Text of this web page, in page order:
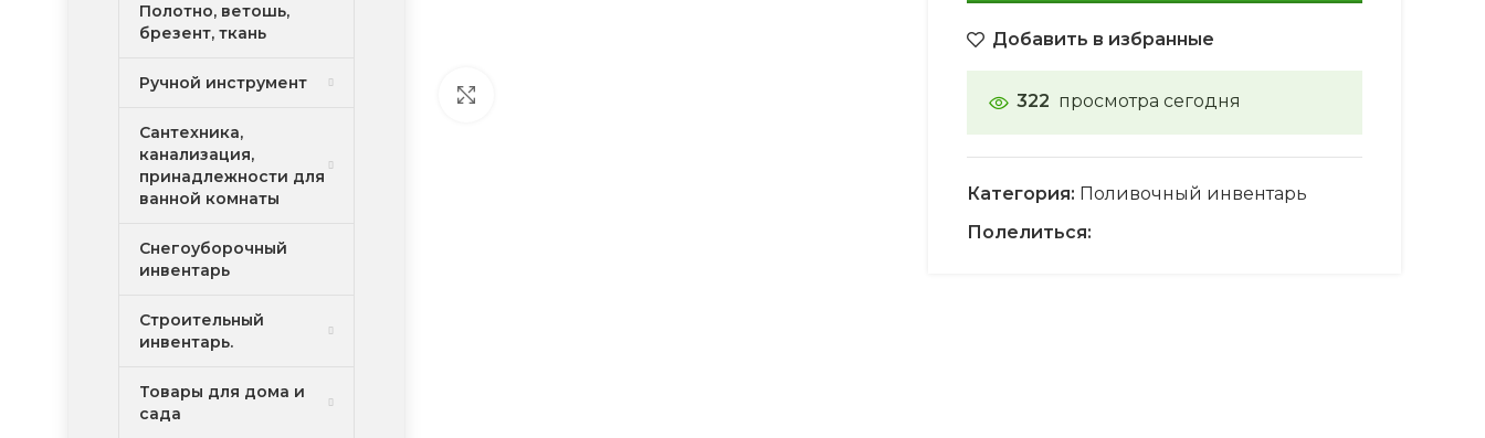
Добавить в избранные
322 просмотра сегодня
Категория: Поливочный инвентарь
Полелиться:
Полотно, ветошь,
брезент, ткань
Ручной инструмент
Сантехника,
канализация,
принадлежности для
ванной комнаты
Снегоуборочный
инвентарь
Строительный
инвентарь.
Товары для дома и
сада